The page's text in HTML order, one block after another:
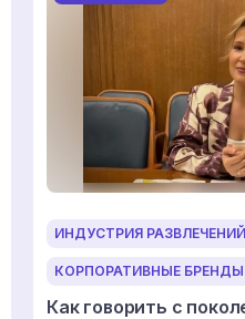
ИНДУСТРИЯ РАЗВЛЕЧЕНИЙ
КОРПОРАТИВНЫЕ БРЕНДЫ
Как говорить с